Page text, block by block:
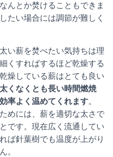
んとか焚けることもできま
たい場合には調節が難しく
い薪を焚べたい気持ちは理
くすればするほど乾燥する
燥している薪はとても良い
くなくとも長い時間燃焼
率よく温めてくれます。
めには、薪を適切な太さで
です。現在広く流通してい
ば針葉樹でも温度が上がり
。